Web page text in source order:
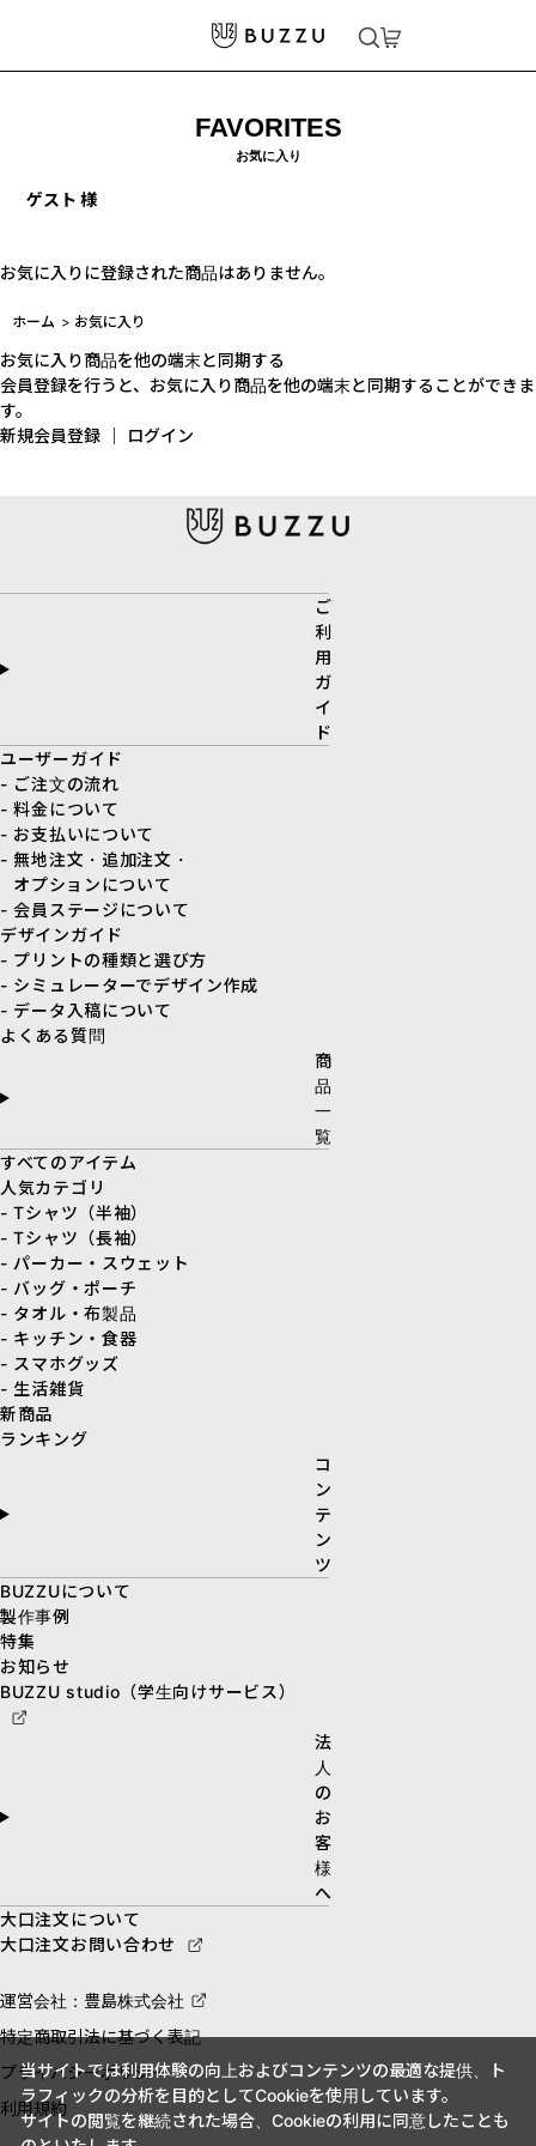
FAVORITES
お気に入り
ゲスト 様
お気に入りに登録された商品はありません。
ホーム > お気に入り
お気に入り商品を他の端末と同期する
会員登録を行うと、お気に入り商品を他の端末と同期することができま
す。
新規会員登録
ログイン
ご
利
用
ガ
イ
ド
ユーザーガイド
- ご注文の流れ
- 料金について
- お支払いについて
- 無地注文・追加注文・
オプションについて
- 会員ステージについて
デザインガイド
- プリントの種類と選び方
- シミュレーターでデザイン作成
- データ入稿について
よくある質問
商
品
一
覧
すべてのアイテム
人気カテゴリ
- Tシャツ（半袖）
- Tシャツ（長袖）
- パーカー・スウェット
- バッグ・ポーチ
- タオル・布製品
- キッチン・食器
- スマホグッズ
- 生活雑貨
新商品
ランキング
コ
ン
テ
ン
ツ
BUZZUについて
製作事例
特集
お知らせ
BUZZU studio（学生向けサービス）
法
人
の
お
客
様
へ
大口注文について
大口注文お問い合わせ
運営会社：豊島株式会社
特定商取引法に基づく表記
プライバシーポリシー
利用規約
当サイトでは利用体験の向上およびコンテンツの最適な提供、ト
ラフィックの分析を目的としてCookieを使用しています。
サイトの閲覧を継続された場合、Cookieの利用に同意したことも